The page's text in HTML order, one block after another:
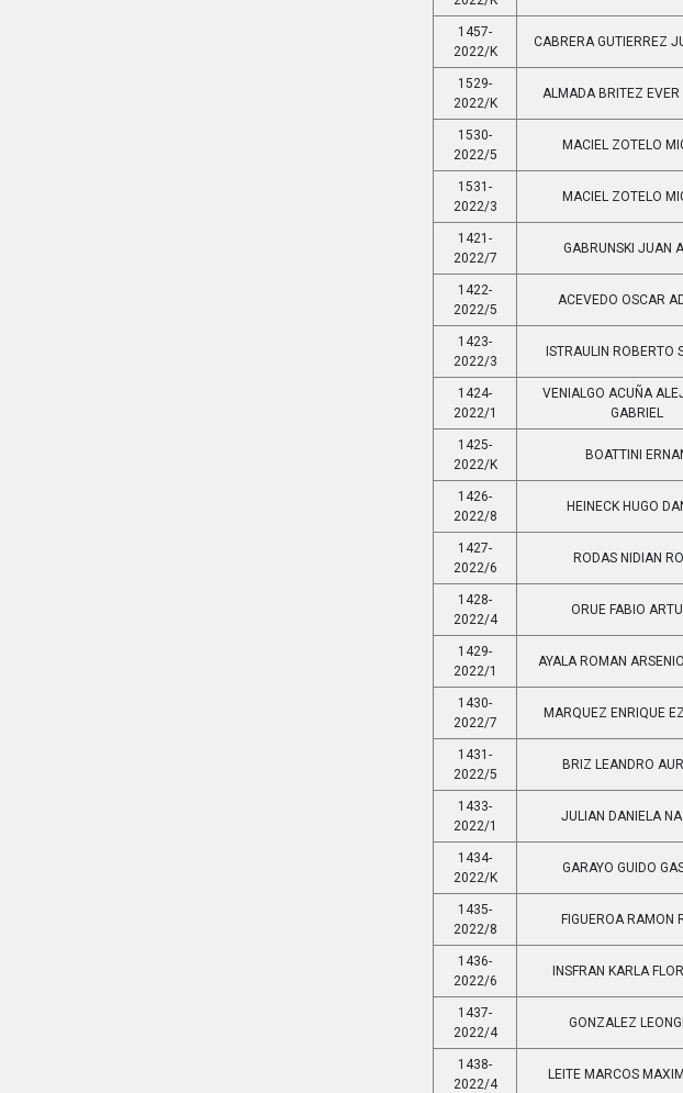
1457-
2022/K
CABRERA GUTIERREZ
1529-
2022/K
ALMADA BRITEZ EVER
1530-
2022/5
MACIEL ZOTELO
1531-
2022/3
MACIEL ZOTELO
1421-
2022/7
GABRUNSKI JUAN
1422-
2022/5
ACEVEDO OSCAR
1423-
2022/3
ISTRAULIN ROBERTO
1424-
2022/1
VENIALGO ACUÑA
GABRIEL
1425-
2022/K
BOATTINI
1426-
2022/8
HEINECK HUGO
1427-
2022/6
RODAS NIDIAN
1428-
2022/4
ORUE FABIO
1429-
2022/1
AYALA ROMAN
1430-
2022/7
MARQUEZ ENRIQUE
1431-
2022/5
BRIZ LEANDRO
1433-
2022/1
JULIAN DANIELA
1434-
2022/K
GARAYO GUIDO
1435-
2022/8
FIGUEROA RAMON
1436-
2022/6
INSFRAN KARLA
1437-
2022/4
GONZALEZ
1438-
2022/4
LEITE MARCOS